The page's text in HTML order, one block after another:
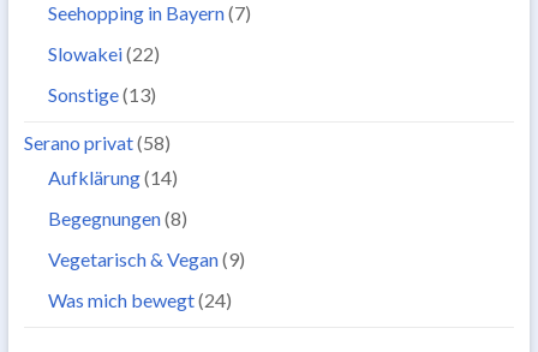
Seehopping in Bayern(7)
Slowakei(22)
Sonstige(13)
Serano privat(58)
Aufklärung(14)
Begegnungen(8)
Vegetarisch & Vegan(9)
Was mich bewegt(24)